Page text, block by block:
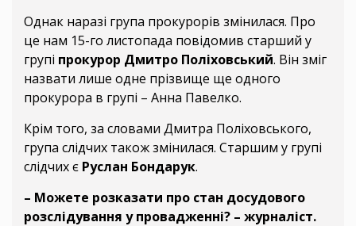
Однак наразі група прокурорів змінилася. Про
це нам 15-го листопада повідомив старший у
групі прокурор Дмитро Поліховський. Він зміг
назвати лише одне прізвище ще одного
прокурора в групі – Анна Павелко.
Крім того, за словами Дмитра Поліховського,
група слідчих також змінилася. Старшим у групі
слідчих є Руслан Бондарук.
– Можете розказати про стан досудового
розслідування у провадженні? – журналіст.